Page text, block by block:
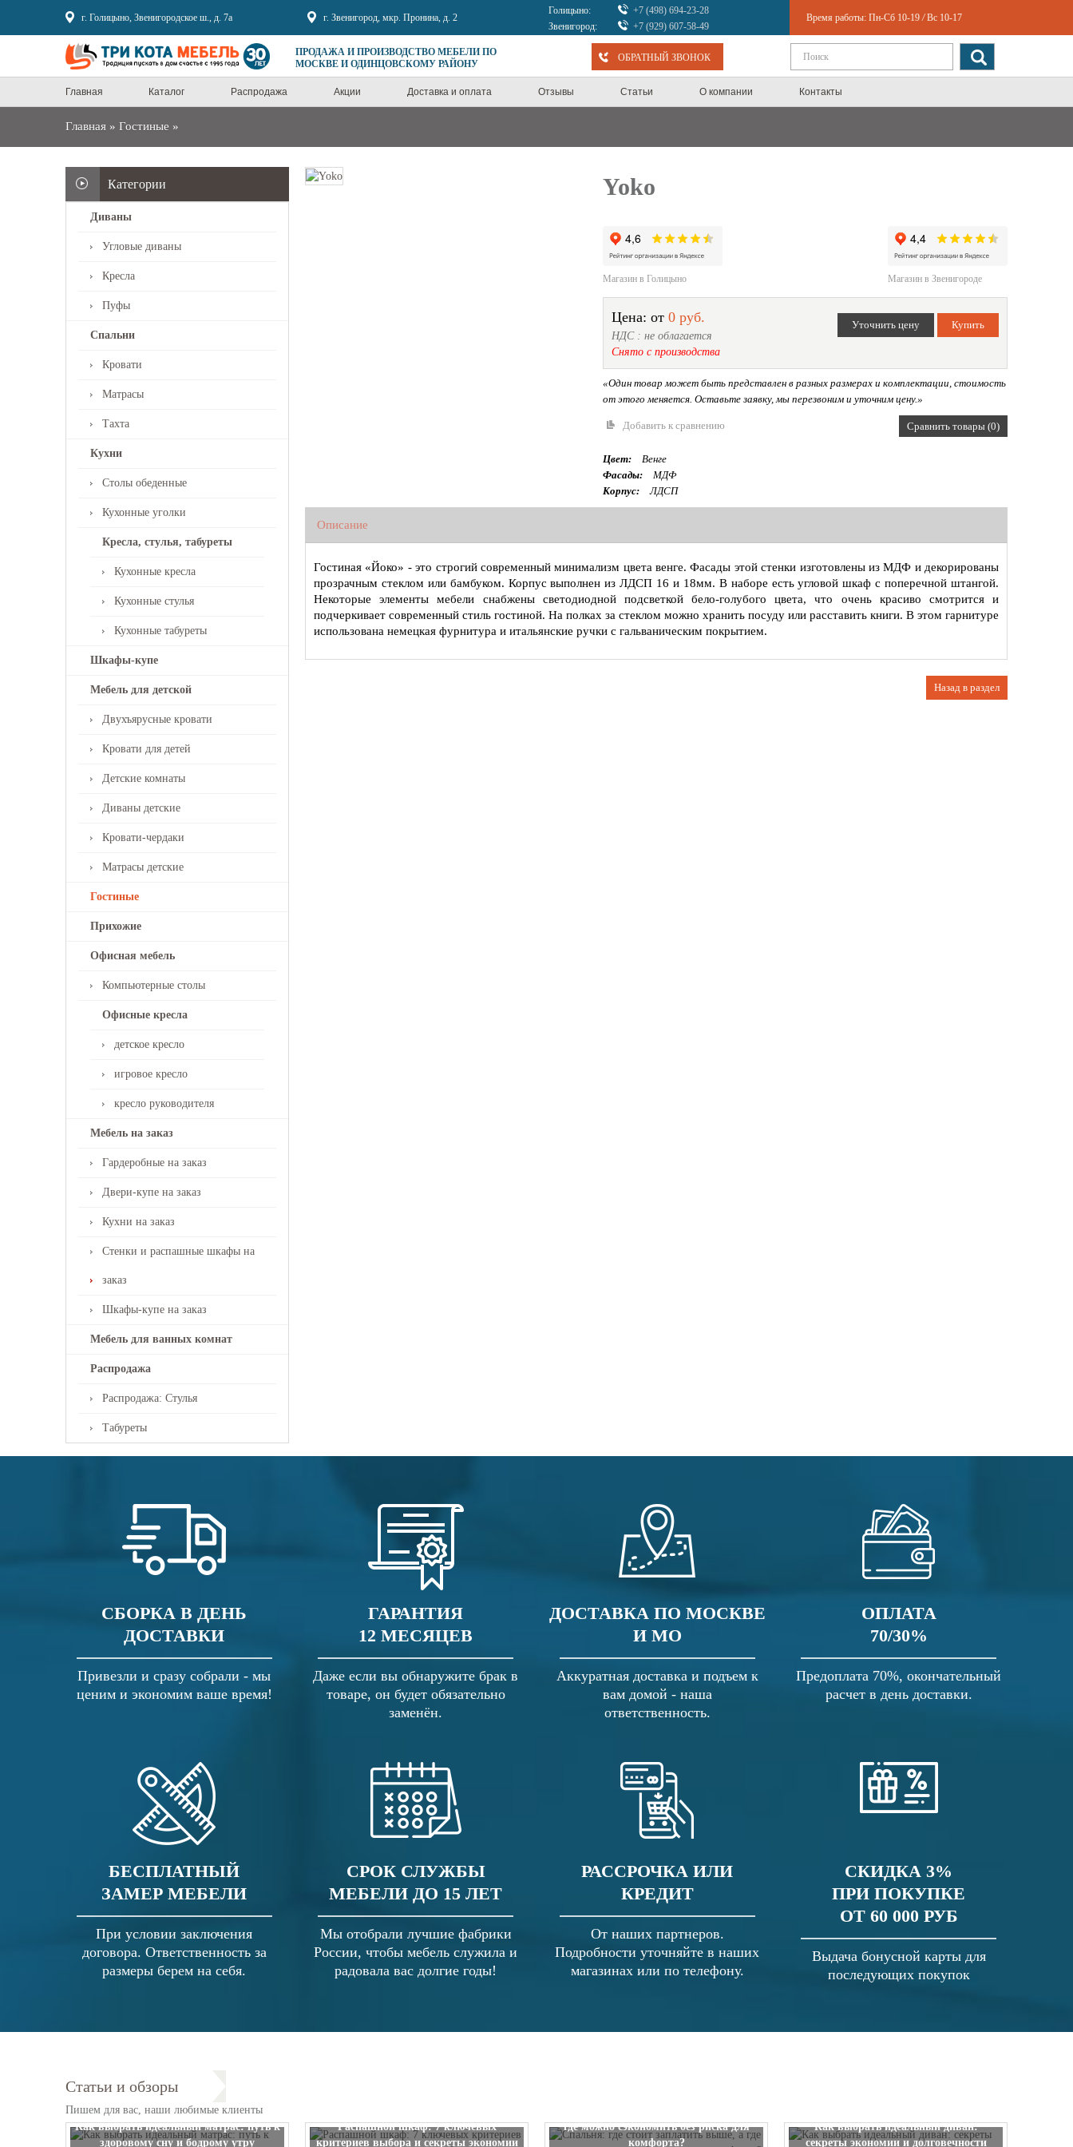
г. Голицыно, Звенигородское ш., д. 7а г. Звенигород, мкр. Пронина, д. 2
Голицыно:
+7 (498) 694-23-28
Звенигород:
+7 (929) 607-58-49
Время работы: Пн-Сб 10-19 / Вс 10-17
ПРОДАЖА И ПРОИЗВОДСТВО МЕБЕЛИ ПО
МОСКВЕ И ОДИНЦОВСКОМУ РАЙОНУ
ОБРАТНЫЙ ЗВОНОК
Главная Каталог Распродажа Акции Доставка и оплата Отзывы Статьи О компании Контакты
Главная » Гостиные »
Категории
Диваны
Угловые диваны
Кресла
Пуфы
Спальни
Кровати
Матрасы
Тахта
Кухни
Столы обеденные
Кухонные уголки
Кресла, стулья, табуреты
Кухонные кресла
Кухонные стулья
Кухонные табуреты
Шкафы-купе
Мебель для детской
Двухъярусные кровати
Кровати для детей
Детские комнаты
Диваны детские
Кровати-чердаки
Матрасы детские
Гостиные
Прихожие
Офисная мебель
Компьютерные столы
Офисные кресла
детское кресло
игровое кресло
кресло руководителя
Мебель на заказ
Гардеробные на заказ
Двери-купе на заказ
Кухни на заказ
Стенки и распашные шкафы на
заказ
Шкафы-купе на заказ
Мебель для ванных комнат
Распродажа
Распродажа: Стулья
Табуреты
Yoko
Магазин в Голицыно Магазин в Звенигороде
Цена: от 0 руб.
НДС : не облагается
Снято с производства
«Один товар может быть представлен в разных размерах и комплектации, стоимость
от этого меняется. Оставьте заявку, мы перезвоним и уточним цену.»
Добавить к сравнению Сравнить товары (0)
Цвет:
Венге
Фасады:
МДФ
Корпус:
ЛДСП
Описание
Гостиная «Йоко» - это строгий современный минимализм цвета венге. Фасады этой стенки изготовлены из МДФ и декорированы
прозрачным стеклом или бамбуком. Корпус выполнен из ЛДСП 16 и 18мм. В наборе есть угловой шкаф с поперечной штангой.
Некоторые элементы мебели снабжены светодиодной подсветкой бело-голубого цвета, что очень красиво смотрится и
подчеркивает современный стиль гостиной. На полках за стеклом можно хранить посуду или расставить книги. В этом гарнитуре
использована немецкая фурнитура и итальянские ручки с гальваническим покрытием.
Назад в раздел
СБОРКА В ДЕНЬ
ДОСТАВКИ
Привезли и сразу собрали - мы
ценим и экономим ваше время!
ГАРАНТИЯ
12 МЕСЯЦЕВ
Даже если вы обнаружите брак в
товаре, он будет обязательно
заменён.
ДОСТАВКА ПО МОСКВЕ
И МО
Аккуратная доставка и подъем к
вам домой - наша
ответственность.
ОПЛАТА
70/30%
Предоплата 70%, окончательный
расчет в день доставки.
БЕСПЛАТНЫЙ
ЗАМЕР МЕБЕЛИ
При условии заключения
договора. Ответственность за
размеры берем на себя.
СРОК СЛУЖБЫ
МЕБЕЛИ ДО 15 ЛЕТ
Мы отобрали лучшие фабрики
России, чтобы мебель служила и
радовала вас долгие годы!
РАССРОЧКА ИЛИ
КРЕДИТ
От наших партнеров.
Подробности уточняйте в наших
магазинах или по телефону.
СКИДКА 3%
ПРИ ПОКУПКЕ
ОТ 60 000 РУБ
Выдача бонусной карты для
последующих покупок
Статьи и обзоры
Пишем для вас, наши любимые клиенты
Как выбрать идеальный матрас: путь к
здоровому сну и бодрому утру
Распашной шкаф: 7 ключевых
критериев выбора и секреты экономии
где можно сэкономить без риска для
комфорта?
Как выбрать идеальный диван:
секреты экономии и долговечности